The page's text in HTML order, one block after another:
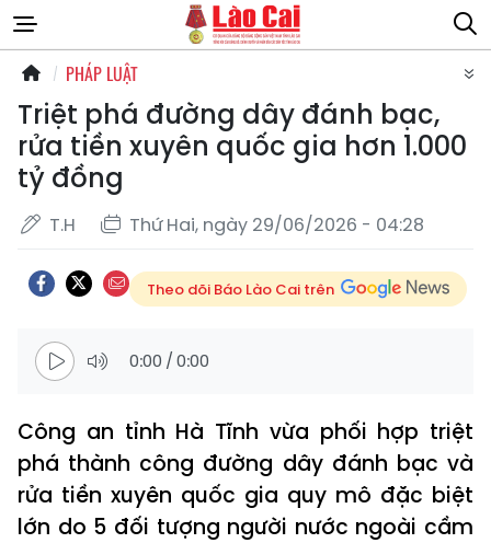
PHÁP LUẬT
Triệt phá đường dây đánh bạc,
rửa tiền xuyên quốc gia hơn 1.000
tỷ đồng
T.H Thứ Hai, ngày 29/06/2026 - 04:28
Theo dõi Báo Lào Cai trên
0:00 /0:00
Công an tỉnh Hà Tĩnh vừa phối hợp triệt
phá thành công đường dây đánh bạc và
rửa tiền xuyên quốc gia quy mô đặc biệt
lớn do 5 đối tượng người nước ngoài cầm